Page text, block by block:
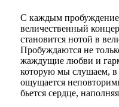
С каждым
величественный
становится нотой в
Пробуждаются не
жаждущие любви и
которую мы слушаем,
ощущается
бьется сердце,